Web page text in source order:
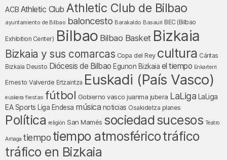
ACB Athletic Club Athletic Club de Bilbao
ayuntamiento de Bilbao baloncesto Barakaldo Basauri BEC (Bilbao
Exhibition Center) Bilbao Bilbao Basket Bizkaia
Bizkaia y sus comarcas Copa del Rey cultura Cáritas
Bizkaia Deusto Diócesis de Bilbao Egunon Bizkaia el tiempo Enkarterri
Ernesto Valverde Ertzaintza Euskadi (País Vasco)
euskera fiestas fútbol Gobierno vasco juanma jubera LaLiga LaLiga
EA Sports
Liga Endesa música noticias Osakidetza planes
Política religión San Mamés sociedad sucesos Teatro
Arriaga tiempo tiempo atmosféricotráfico
tráfico en Bizkaia